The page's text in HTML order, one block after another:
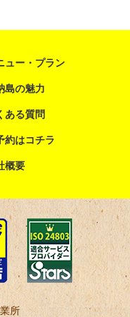
ュー・プラン
島の魅力
ある質問
約はコチラ
概要
所